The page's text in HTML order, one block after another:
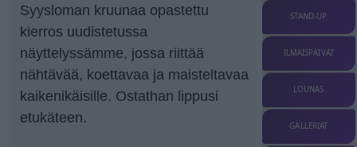
Syysloman kruunaa opastettu
kierros uudistetussa
näyttelyssämme, jossa riittää
nähtävää, koettavaa ja maisteltavaa
kaikenikäisille. Ostathan lippusi
etukäteen.
STAND-UP
ILMAISPÄIVÄT
LOUNAS
GALLERIAT